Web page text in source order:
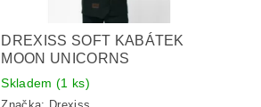
DREXISS SOFT KABÁTEK
MOON UNICORNS
Skladem (1 ks)